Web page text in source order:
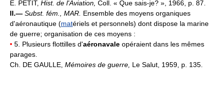
E. PETIT, Hist. de l'Aviation, Coll. « Que sais-je? », 1966, p. 87.
II.— Subst. fém., MAR. Ensemble des moyens organiques
d'aéronautique (matériels et personnels) dont dispose la marine
de guerre; organisation de ces moyens :
• 5. Plusieurs flottilles d'aéronavale opéraient dans les mêmes
parages.
Ch. DE GAULLE, Mémoires de guerre, Le Salut, 1959, p. 135.